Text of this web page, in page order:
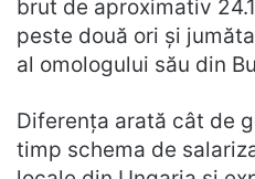
brut de aproximativ
peste două ori și
al omologului său din
Diferența arată cât de
timp schema de